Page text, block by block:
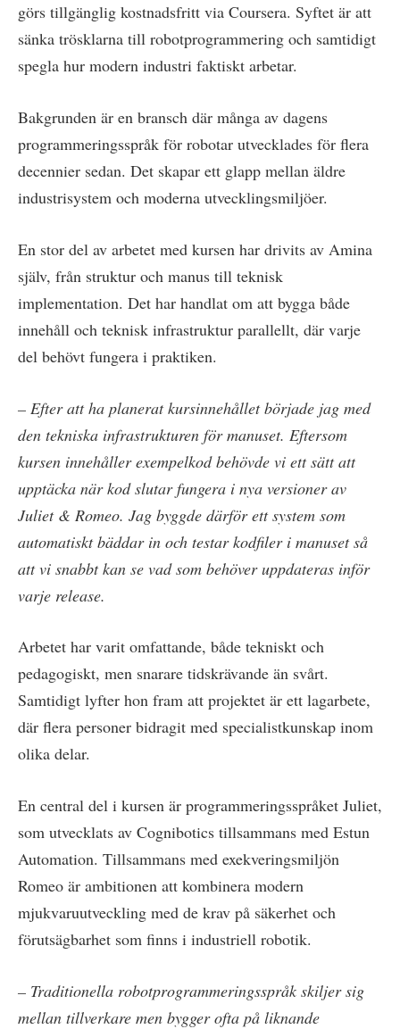
görs tillgänglig kostnadsfritt via Coursera. Syftet är att
sänka trösklarna till robotprogrammering och samtidigt
spegla hur modern industri faktiskt arbetar.
Bakgrunden är en bransch där många av dagens
programmeringsspråk för robotar utvecklades för flera
decennier sedan. Det skapar ett glapp mellan äldre
industrisystem och moderna utvecklingsmiljöer.
En stor del av arbetet med kursen har drivits av Amina
själv, från struktur och manus till teknisk
implementation. Det har handlat om att bygga både
innehåll och teknisk infrastruktur parallellt, där varje
del behövt fungera i praktiken.
– Efter att ha planerat kursinnehållet började jag med
den tekniska infrastrukturen för manuset. Eftersom
kursen innehåller exempelkod behövde vi ett sätt att
upptäcka när kod slutar fungera i nya versioner av
Juliet & Romeo. Jag byggde därför ett system som
automatiskt bäddar in och testar kodfiler i manuset så
att vi snabbt kan se vad som behöver uppdateras inför
varje release.
Arbetet har varit omfattande, både tekniskt och
pedagogiskt, men snarare tidskrävande än svårt.
Samtidigt lyfter hon fram att projektet är ett lagarbete,
där flera personer bidragit med specialistkunskap inom
olika delar.
En central del i kursen är programmeringsspråket Juliet,
som utvecklats av Cognibotics tillsammans med Estun
Automation. Tillsammans med exekveringsmiljön
Romeo är ambitionen att kombinera modern
mjukvaruutveckling med de krav på säkerhet och
förutsägbarhet som finns i industriell robotik.
– Traditionella robotprogrammeringsspråk skiljer sig
mellan tillverkare men bygger ofta på liknande